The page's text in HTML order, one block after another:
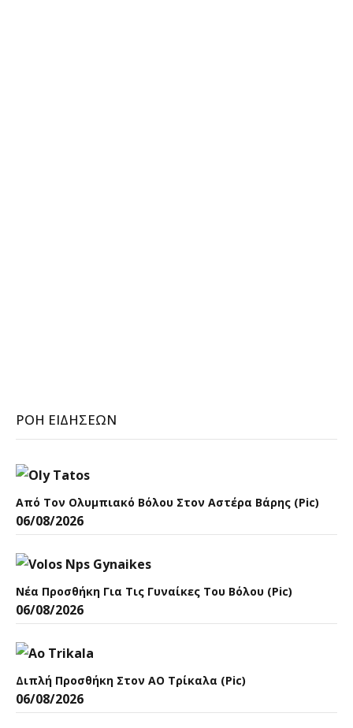
ΡΟΉ ΕΙΔΉΣΕΩΝ
Από Τον Ολυμπιακό Βόλου Στον Αστέρα Βάρης (pic)
06/08/2026
Νέα Προσθήκη Για Τις Γυναίκες Του Βόλου (pic)
06/08/2026
Διπλή Προσθήκη Στον ΑΟ Τρίκαλα (pic)
06/08/2026